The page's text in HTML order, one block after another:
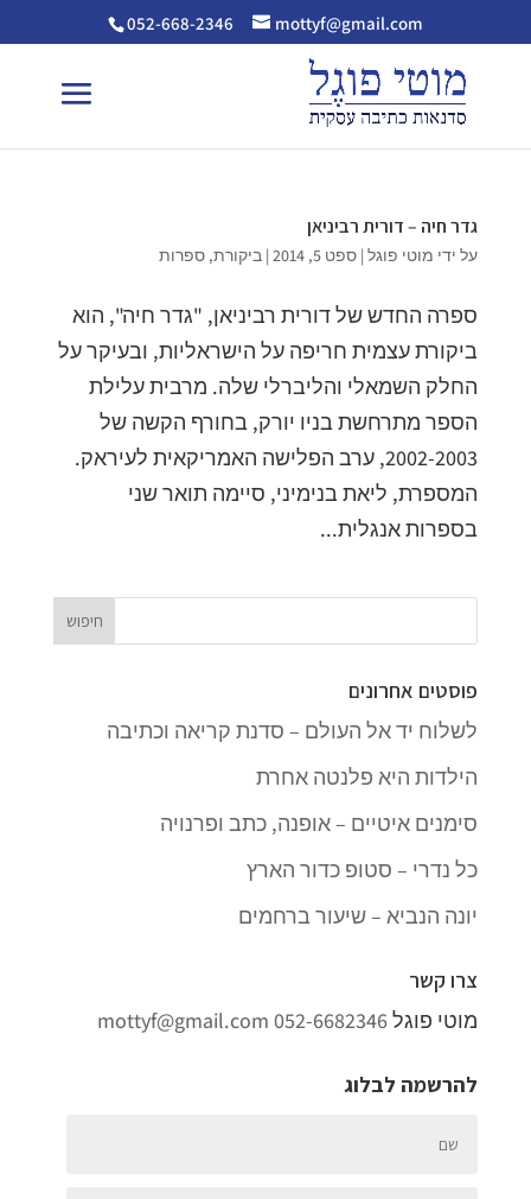
052-668-2346 mottyf@gmail.com
גדר חיה – דורית רביניאן
על ידי מוטי פוגל| ספט 5, 2014 | ביקורת, ספרות
ספרה החדש של דורית רביניאן, "גדר חיה", הוא
ביקורת עצמית חריפה על הישראליות, ובעיקר על
החלק השמאלי והליברלי שלה. מרבית עלילת
הספר מתרחשת בניו יורק, בחורף הקשה של
2002-2003, ערב הפלישה האמריקאית לעיראק.
המספרת, ליאת בנימיני, סיימה תואר שני
בספרות אנגלית...
פוסטים אחרונים
לשלוח יד אל העולם – סדנת קריאה וכתיבה
הילדות היא פלנטה אחרת
סימנים איטיים – אופנה, כתב ופרנויה
כל נדרי – סטופ כדור הארץ
יונה הנביא – שיעור ברחמים
צרו קשר
מוטי פוגל052-6682346
mottyf@gmail.com
להרשמה לבלוג